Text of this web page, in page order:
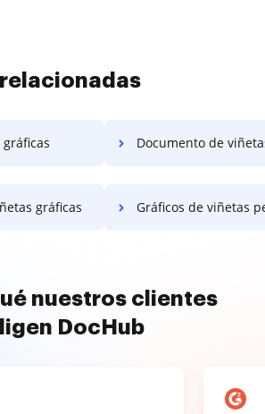
Documento de viñetas
gráficas Gráficos de viñetas
nuestros clientes
DocHub